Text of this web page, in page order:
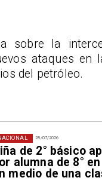
28/07/2026
de 2° básico
alumna de 8°
medio de una
sobre la
ataques en
del petróleo.